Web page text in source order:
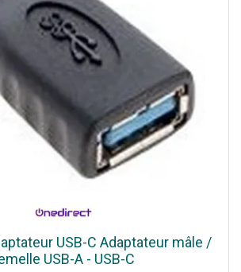
USB-C Adaptateur mâle /
USB-A - USB-C